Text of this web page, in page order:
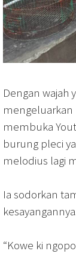
Dengan wajah
mengeluarkan
membuka
burung pleci
melodius lagi
Ia sodorkan
“Kowe ki